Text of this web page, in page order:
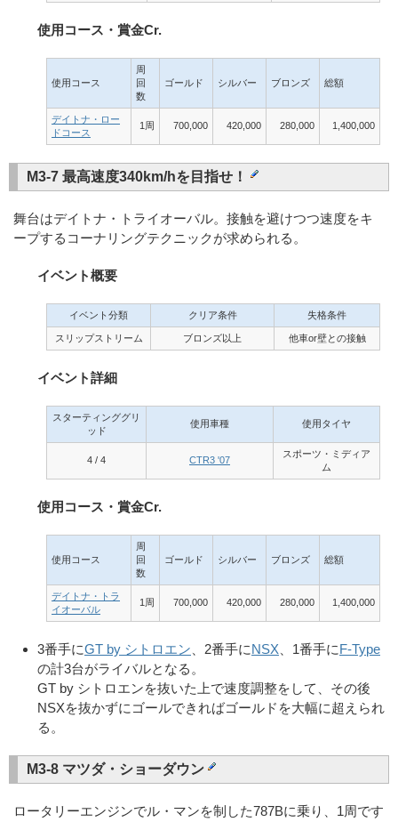
使用コース・賞金Cr.
使用コース
周
回
数
ゴールド シルバー ブロンズ 総額
デイトナ・ロー
ドコース
1周 700,000 420,000 280,000 1,400,000
M3-7 最高速度340km/hを目指せ！
舞台はデイトナ・トライオーバル。接触を避けつつ速度をキ
ープするコーナリングテクニックが求められる。
イベント概要
イベント分類 クリア条件 失格条件
スリップストリーム ブロンズ以上 他車or壁との接触
イベント詳細
スターティンググリ
ッド
使用車種 使用タイヤ
4 / 4 CTR3 '07
スポーツ・ミディア
ム
使用コース・賞金Cr.
使用コース
周
回
数
ゴールド シルバー ブロンズ 総額
デイトナ・トラ
イオーバル
1周 700,000 420,000 280,000 1,400,000
3番手にGT by シトロエン 、2番手にNSX 、1番手にF-Type
の計3台がライバルとなる。
GT by シトロエンを抜いた上で速度調整をして、その後
NSXを抜かずにゴールできればゴールドを大幅に超えられ
る。
M3-8 マツダ・ショーダウン
ロータリーエンジンでル・マンを制した787Bに乗り、1周です